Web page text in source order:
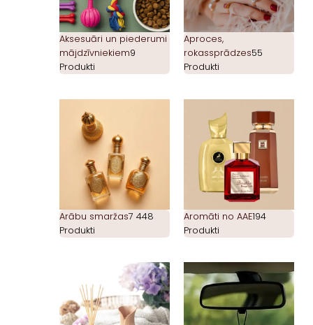
Aksesuāri un piederumi
mājdzīvniekiem9
Produkti
Aproces,
rokassprādzes55
Produkti
Arābu smaržas7 448
Produkti
Aromāti no AAE194
Produkti